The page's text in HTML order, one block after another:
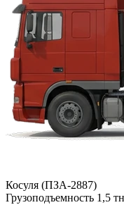
Косуля (ПЗА-2887)
Грузоподъемность 1,5 тн